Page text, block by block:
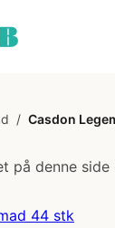
/ Casdon
på denne